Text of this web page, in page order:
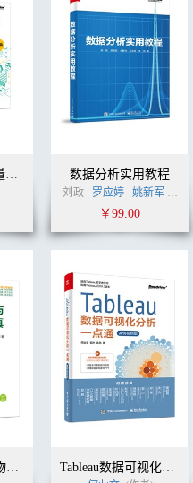
算法训练营：海量图解+竞赛刷题（进阶篇） 数据分析实用教程
刘政 罗应婷 姚新军 (作者)
￥99.00
Python编程与3D物理学仿真（视频版） Tableau数据可视化分析一点通（案例视频版）